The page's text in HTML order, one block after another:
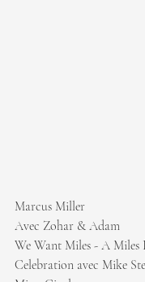
Marcus Miller
Avec Zohar & Adam
We Want Miles - A Miles
Celebration avec Mike